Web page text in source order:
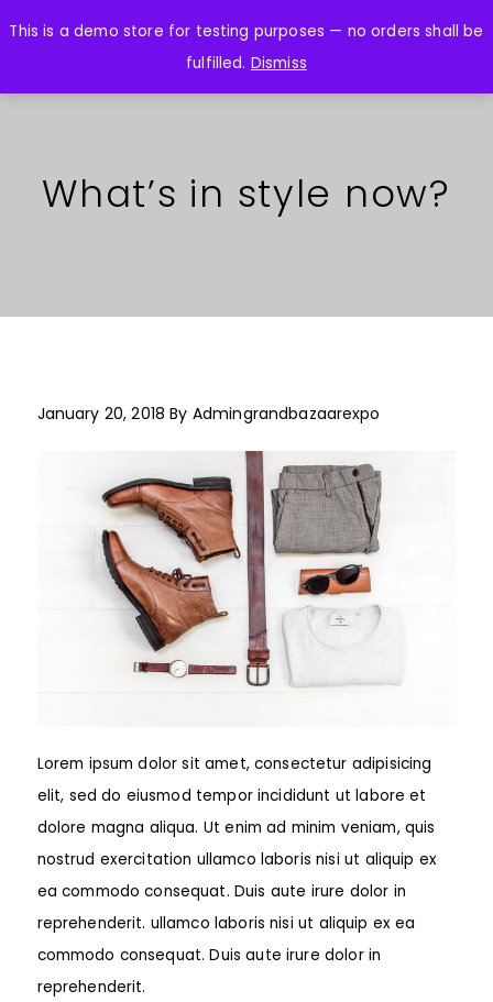
What’s in style now?
January 20, 2018 By Admingrandbazaarexpo
Lorem ipsum dolor sit amet, consectetur adipisicing
elit, sed do eiusmod tempor incididunt ut labore et
dolore magna aliqua. Ut enim ad minim veniam, quis
nostrud exercitation ullamco laboris nisi ut aliquip ex
ea commodo consequat. Duis aute irure dolor in
reprehenderit. ullamco laboris nisi ut aliquip ex ea
commodo consequat. Duis aute irure dolor in
reprehenderit.
This is a demo store for testing purposes — no orders shall be
fulfilled. Dismiss